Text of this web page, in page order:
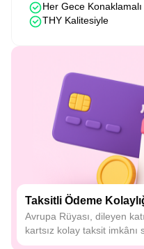
Her Gece Konaklamalı
THY Kalitesiyle
Taksitli Ödeme
Avrupa Rüyası, dileyen
kartsız kolay taksit imkânı